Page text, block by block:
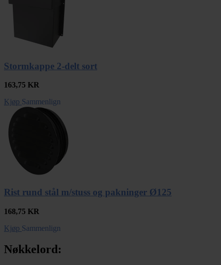
Stormkappe 2-delt sort
163,75 KR
Kjøp Sammenlign
Rist rund stål m/stuss og pakninger Ø125
168,75 KR
Kjøp Sammenlign
Nøkkelord: